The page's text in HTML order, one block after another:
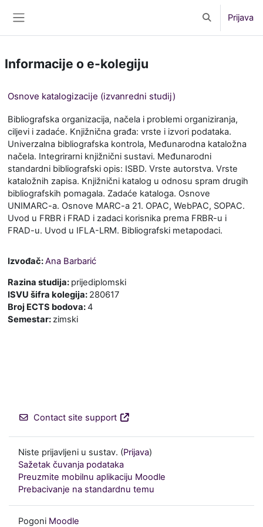
Toggle search
Prijava
Informacije o e-kolegiju
Osnove katalogizacije (izvanredni studij)
Bibliografska organizacija, načela i problemi organiziranja,
ciljevi i zadaće. Knjižnična građa: vrste i izvori podataka.
Univerzalna bibliografska kontrola, Međunarodna kataložna
načela. Integrirarni knjižnični sustavi. Međunarodni
standardni bibliografski opis: ISBD. Vrste autorstva. Vrste
kataložnih zapisa. Knjižnični katalog u odnosu spram drugih
bibliografskih pomagala. Zadaće kataloga. Osnove
UNIMARC-a. Osnove MARC-a 21. OPAC, WebPAC, SOPAC.
Uvod u FRBR i FRAD i zadaci korisnika prema FRBR-u i
FRAD-u. Uvod u IFLA-LRM. Bibliografski metapodaci.
Izvođač:Ana Barbarić
Razina studija: prijediplomski
ISVU šifra kolegija: 280617
Broj ECTS bodova:4
Semestar:zimski
Contact site support
Niste prijavljeni u sustav. (Prijava)
Sažetak čuvanja podataka
Preuzmite mobilnu aplikaciju Moodle
Prebacivanje na standardnu temu
Pogoni Moodle